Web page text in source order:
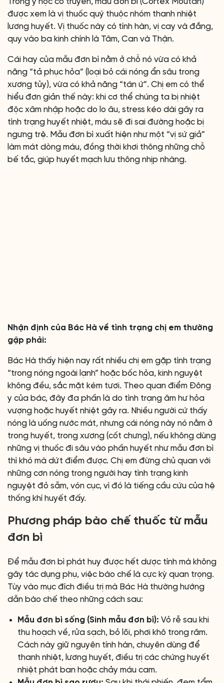
được xem là vị thuốc quý thuộc nhóm thanh nhiệt
lương huyết. Vị thuốc này có tính hàn, vị cay và đắng,
quy vào ba kinh chính là Tâm, Can và Thận.
Cái hay của mẫu đơn bì nằm ở chỗ nó vừa có khả
năng “tả phục hỏa” (loại bỏ cái nóng ẩn sâu trong
xương tủy), vừa có khả năng “tán ứ”. Chị em có thể
hiểu đơn giản thế này: khi cơ thể chúng ta bị nhiệt
độc xâm nhập hoặc do lo âu, stress kéo dài gây ra
tình trạng huyết nhiệt, máu sẽ đi sai đường hoặc bị
ngưng trệ. Mẫu đơn bì xuất hiện như một “vị sứ giả”
làm mát dòng máu, đồng thời khơi thông những chỗ
bế tắc, giúp huyết mạch lưu thông nhịp nhàng.
Nhận định của Bác Hà về tình trạng chị em thường
gặp phải:
Bác Hà thấy hiện nay rất nhiều chị em gặp tình trạng
“trong nóng ngoài lạnh” hoặc bốc hỏa, kinh nguyệt
không đều, sắc mặt kém tươi. Theo quan điểm Đông
y của bác, đây đa phần là do tình trạng âm hư hỏa
vượng hoặc huyết nhiệt gây ra. Nhiều người cứ thấy
nóng là uống nước mát, nhưng cái nóng này nó nằm ở
trong huyết, trong xương (cốt chưng), nếu không dùng
những vị thuốc đi sâu vào phần huyết như mẫu đơn bì
thì khó mà dứt điểm được. Chị em đừng chủ quan với
những cơn nóng trong người hay tình trạng kinh
nguyệt đỏ sẫm, vón cục, vì đó là tiếng cầu cứu của hệ
thống khí huyết đấy.
Phương pháp bào chế thuốc từ mẫu
đơn bì
Để mẫu đơn bì phát huy được hết dược tính mà không
gây tác dụng phụ, việc bào chế là cực kỳ quan trọng.
Tùy vào mục đích điều trị mà Bác Hà thường hướng
dẫn bào chế theo những cách sau:
Mẫu đơn bì sống (Sinh mẫu đơn bì): Vỏ rễ sau khi
thu hoạch về, rửa sạch, bỏ lõi, phơi khô trong râm.
Cách này giữ nguyên tính hàn, chuyên dùng để
thanh nhiệt, lương huyết, điều trị các chứng huyết
nhiệt phát ban hoặc chảy máu cam.